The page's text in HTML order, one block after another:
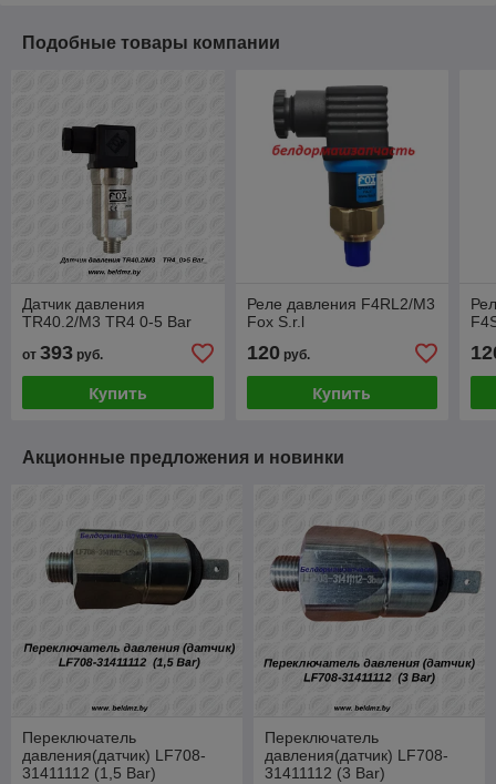
Подобные товары компании
Датчик давления
TR40.2/M3 TR4 0-5 Bar
от 393 руб.
Купить
Реле давления F4RL2/M3
Fox S.r.l
120руб.
Купить
Акционные предложения и новинки
Переключатель
давления(датчик) LF708-
31411112 (1,5 Bar)
Переключатель
давления(датчик) LF708-
31411112 (3 Bar)